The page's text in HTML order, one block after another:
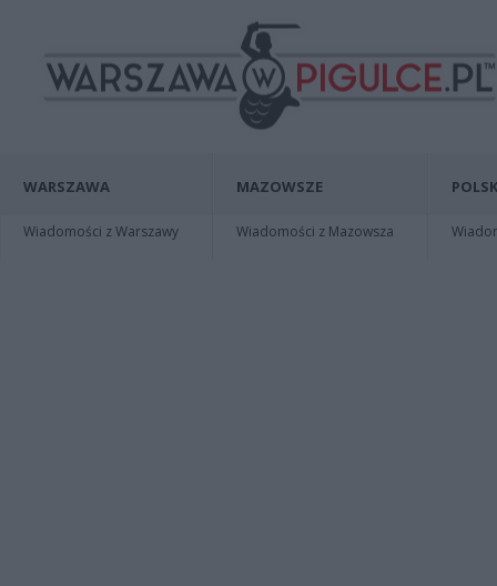
WARSZAWA
Wiadomości z Warszawy
MAZOWSZE
Wiadomości z Mazowsza